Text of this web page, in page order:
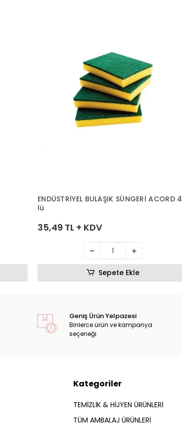
ENDÜSTRİYEL BULAŞIK SÜNGERİ ACORD 4
lü
35,49 TL + KDV
Sepete Ekle
Geniş Ürün Yelpazesi
Binlerce ürün ve kampanya
seçeneği
Kategoriler
TEMİZLİK & HİJYEN ÜRÜNLERİ
TÜM AMBALAJ ÜRÜNLERİ